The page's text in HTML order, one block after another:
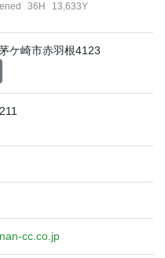
36H 13,633Y
ケ崎市赤羽根4123
cc.co.jp